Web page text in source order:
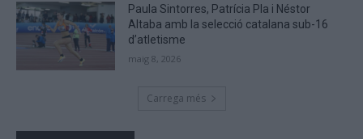
Paula Sintorres, Patrícia Pla i Néstor
Altaba amb la selecció catalana sub-16
d’atletisme
maig 8, 2026
Carrega més